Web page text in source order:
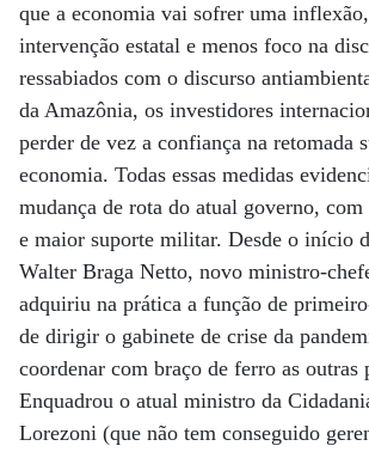
que a economia vai sofrer uma
intervenção estatal e menos foco na
ressabiados com o discurso
da Amazônia, os investidores
perder de vez a confiança na retomada
economia. Todas essas medidas
mudança de rota do atual governo, com
e maior suporte militar. Desde o início
Walter Braga Netto, novo ministro-
adquiriu na prática a função de
de dirigir o gabinete de crise da
coordenar com braço de ferro as outras
Enquadrou o atual ministro da
Lorezoni (que não tem conseguido